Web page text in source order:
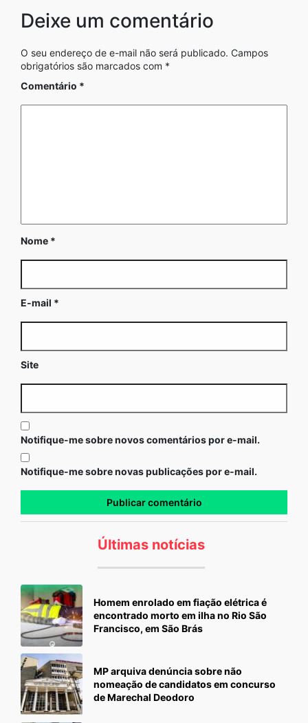
Deixe um comentário
O seu endereço de e-mail não será publicado. Campos
obrigatórios são marcados com *
Comentário *
Nome *
E-mail *
Site
Notifique-me sobre novos comentários por e-mail.
Notifique-me sobre novas publicações por e-mail.
Últimas notícias
Homem enrolado em fiação elétrica é
encontrado morto em ilha no Rio São
Francisco, em São Brás
MP arquiva denúncia sobre não
nomeação de candidatos em concurso
de Marechal Deodoro